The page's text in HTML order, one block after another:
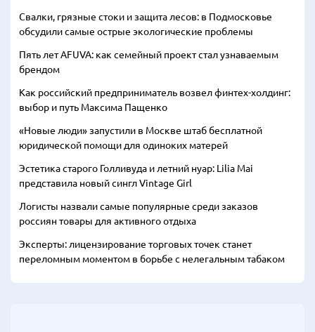
Свалки, грязные стоки и защита лесов: в Подмосковье
обсудили самые острые экологические проблемы
Пять лет AFUVA: как семейный проект стал узнаваемым
брендом
Как российский предприниматель возвел финтех-холдинг:
выбор и путь Максима Пащенко
«Новые люди» запустили в Москве штаб бесплатной
юридической помощи для одиноких матерей
Эстетика старого Голливуда и летний нуар: Lilia Mai
представила новый сингл Vintage Girl
Логисты назвали самые популярные среди заказов
россиян товары для активного отдыха
Эксперты: лицензирование торговых точек станет
переломным моментом в борьбе с нелегальным табаком